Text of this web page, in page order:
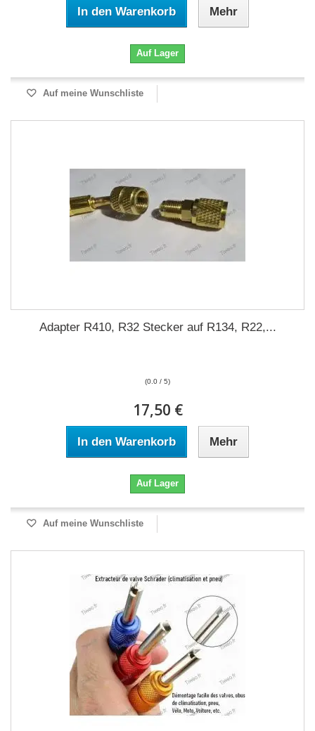
In den Warenkorb Mehr
Auf Lager
Auf meine Wunschliste
Adapter R410, R32 Stecker auf R134, R22,...
(0.0 / 5)
17,50 €
In den Warenkorb Mehr
Auf Lager
Auf meine Wunschliste